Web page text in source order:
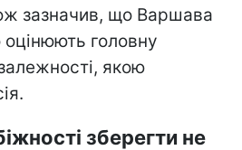
зазначив, що Варшава
оцінюють головну
якою
зберегти не